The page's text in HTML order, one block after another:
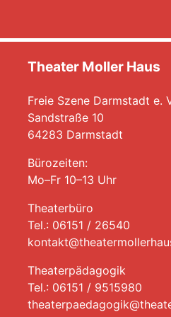
Theater Moller Haus
Freie Szene Darmstadt e.
Sandstraße 10
64283 Darmstadt
Bürozeiten:
Mo–Fr 10–13 Uhr
Theaterbüro
Tel.: 06151 / 26540
Theaterpädagogik
Tel.: 06151 / 9515980